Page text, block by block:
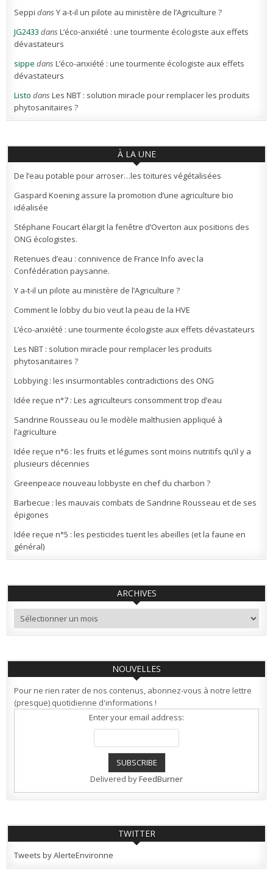
Seppi dansY a-t-il un pilote au ministère de l’Agriculture ?
JG2433 dansL’éco-anxiété : une tourmente écologiste aux effets
dévastateurs
sippe dansL’éco-anxiété : une tourmente écologiste aux effets
dévastateurs
Listo dansLes NBT : solution miracle pour remplacer les produits
phytosanitaires ?
À LA UNE
De l’eau potable pour arroser…les toitures végétalisées
Gaspard Koening assure la promotion d’une agriculture bio
idéalisée
Stéphane Foucart élargit la fenêtre d’Overton aux positions des
ONG écologistes.
Retenues d’eau : connivence de France Info avec la
Confédération paysanne.
Y a-t-il un pilote au ministère de l’Agriculture ?
Comment le lobby du bio veut la peau de la HVE
L’éco-anxiété : une tourmente écologiste aux effets dévastateurs
Les NBT : solution miracle pour remplacer les produits
phytosanitaires ?
Lobbying : les insurmontables contradictions des ONG
Idée reçue n°7 : Les agriculteurs consomment trop d’eau
Sandrine Rousseau ou le modèle malthusien appliqué à
l’agriculture
Idée reçue n°6 : les fruits et légumes sont moins nutritifs qu’il y a
plusieurs décennies
Greenpeace nouveau lobbyste en chef du charbon ?
Barbecue : les mauvais combats de Sandrine Rousseau et de ses
épigones
Idée reçue n°5 : les pesticides tuent les abeilles (et la faune en
général)
ARCHIVES
Archives
NOUVELLES
Pour ne rien rater de nos contenus, abonnez-vous à notre lettre
(presque) quotidienne d'informations !
Enter your email address:
Delivered byFeedBurner
TWITTER
Tweets by AlerteEnvironne